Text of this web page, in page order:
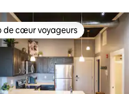
de cœur voyageurs
de cœur voyageurs